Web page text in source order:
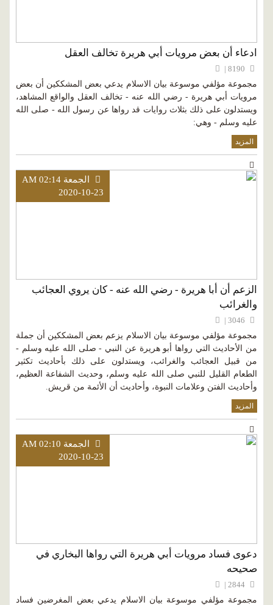
ادعاء أن بعض مرويات أبي هريرة تخالف العقل
مجموعة مؤلفي موسوعة بيان الاسلام يدعي بعض المشككين أن بعض
مرويات أبي هريرة - رضي الله عنه - تخالف العقل والواقع المشاهد،
ويستدلون على ذلك بثلاث روايات قد رواها عن رسول الله - صلى الله
عليه وسلم - وهي:
المزيد
الجمعة AM 02:14
2020-10-23
الزعم أن أبا هريرة - رضي الله عنه - كان يروي العجائب
والغرائب
مجموعة مؤلفي موسوعة بيان الاسلام يزعم بعض المشككين أن جملة
من الأحاديث التي رواها أبو هريرة عن النبي - صلى الله عليه وسلم -
من قبيل العجائب والغرائب، ويستدلون على ذلك بأحاديث تكثير
الطعام القليل للنبي صلى الله عليه وسلم، وحديث الشفاعة العظيم،
وأحاديث الفتن وعلامات النبوة، وأحاديث أن الأئمة من قريش.
المزيد
الجمعة AM 02:10
2020-10-23
دعوى فساد مرويات أبي هريرة التي رواها البخاري في
صحيحه
مجموعة مؤلفي موسوعة بيان الاسلام يدعي بعض المغرضين فساد